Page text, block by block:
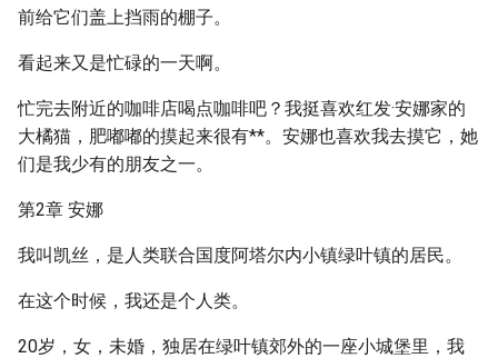
前给它们盖上挡雨的棚子。
看起来又是忙碌的一天啊。
忙完去附近的咖啡店喝点咖啡吧？我挺喜欢红发·安娜家的
大橘猫，肥嘟嘟的摸起来很有**。安娜也喜欢我去摸它，她
们是我少有的朋友之一。
第2章 安娜
我叫凯丝，是人类联合国度阿塔尔内小镇绿叶镇的居民。
在这个时候，我还是个人类。
20岁，女，未婚，独居在绿叶镇郊外的一座小城堡里，我